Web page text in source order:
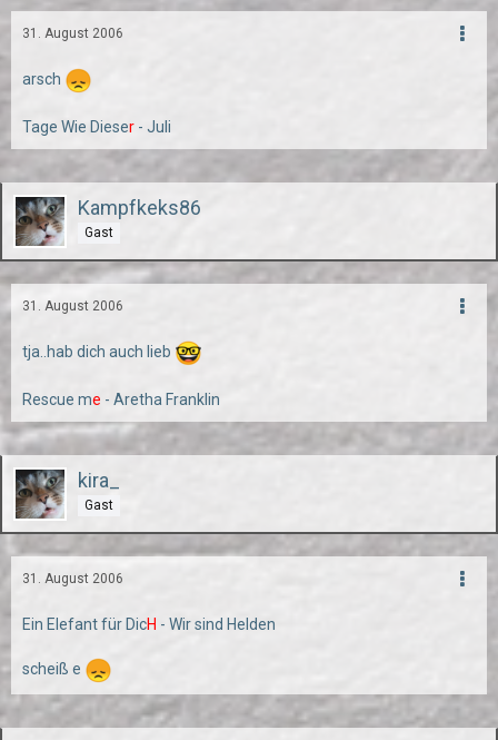
31. August 2006
arsch
Tage Wie Dieser - Juli
Kampfkeks86
Gast
31. August 2006
tja..hab dich auch lieb
Rescue me - Aretha Franklin
kira_
Gast
31. August 2006
Ein Elefant für DicH - Wir sind Helden
scheiß e